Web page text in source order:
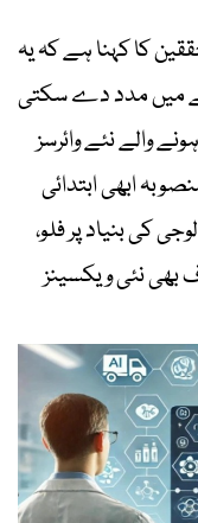
کا کہنا ہے کہ یہ
میں مدد دے سکتی
والے نئے وائرسز
ابھی ابتدائی
کی بنیاد پر فلو،
بھی نئی ویکسینز